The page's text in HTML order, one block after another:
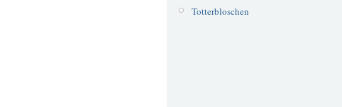
Totterbloschen